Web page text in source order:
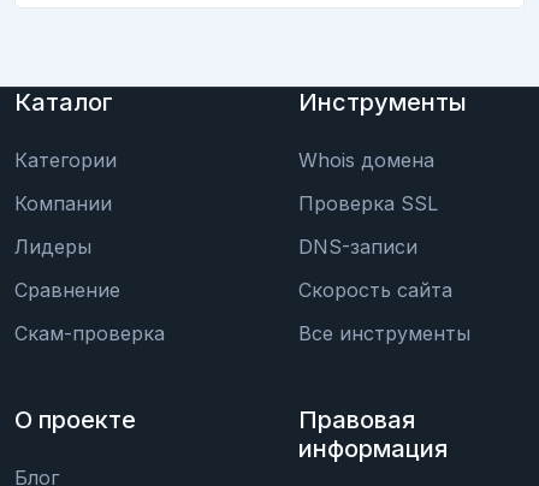
Каталог
Категории
Компании
Лидеры
Сравнение
Скам-проверка
Инструменты
Whois домена
Проверка SSL
DNS-записи
Скорость сайта
Все инструменты
О проекте
Блог
Правовая
информация